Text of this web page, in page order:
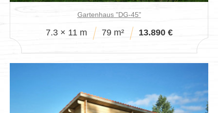
Gartenhaus "DG-45"
7.3 × 11 m 79 m² 13.890 €